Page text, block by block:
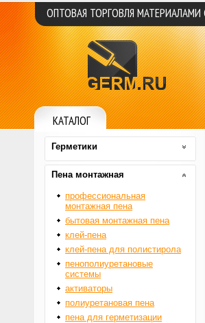
Герметики
Пена монтажная
профессиональная
монтажная пена
бытовая монтажная пена
клей-пена
клей-пена для полистирола
пенополиуретановые
системы
активаторы
полиуретановая пена
пена для герметизации
ОПТОВАЯ ТОРГОВЛЯ
КАТАЛОГ